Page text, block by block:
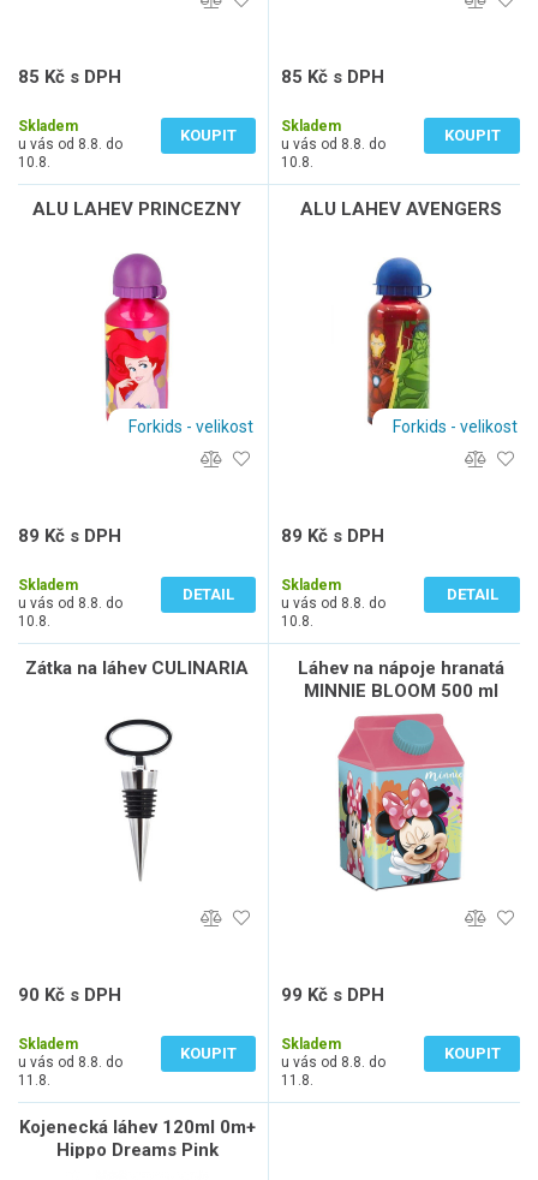
85 Kč s DPH
Skladem
u vás od 8.8. do
10.8.
KOUPIT
85 Kč s DPH
Skladem
u vás od 8.8. do
10.8.
KOUPIT
ALU LAHEV PRINCEZNY
Forkids - velikost
89 Kč s DPH
Skladem
u vás od 8.8. do
10.8.
DETAIL
ALU LAHEV AVENGERS
Forkids - velikost
89 Kč s DPH
Skladem
u vás od 8.8. do
10.8.
DETAIL
Zátka na láhev CULINARIA
90 Kč s DPH
Skladem
u vás od 8.8. do
11.8.
KOUPIT
Láhev na nápoje hranatá
MINNIE BLOOM 500 ml
99 Kč s DPH
Skladem
u vás od 8.8. do
11.8.
KOUPIT
Kojenecká láhev 120ml 0m+
Hippo Dreams Pink